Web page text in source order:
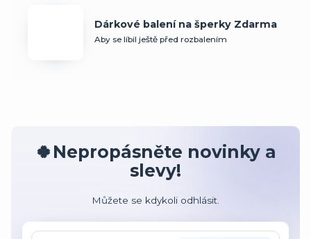
Dárkové balení na šperky Zdarma
Aby se líbil ještě před rozbalením
🍀Nepropásněte novinky a
slevy!
Můžete se kdykoli odhlásit.